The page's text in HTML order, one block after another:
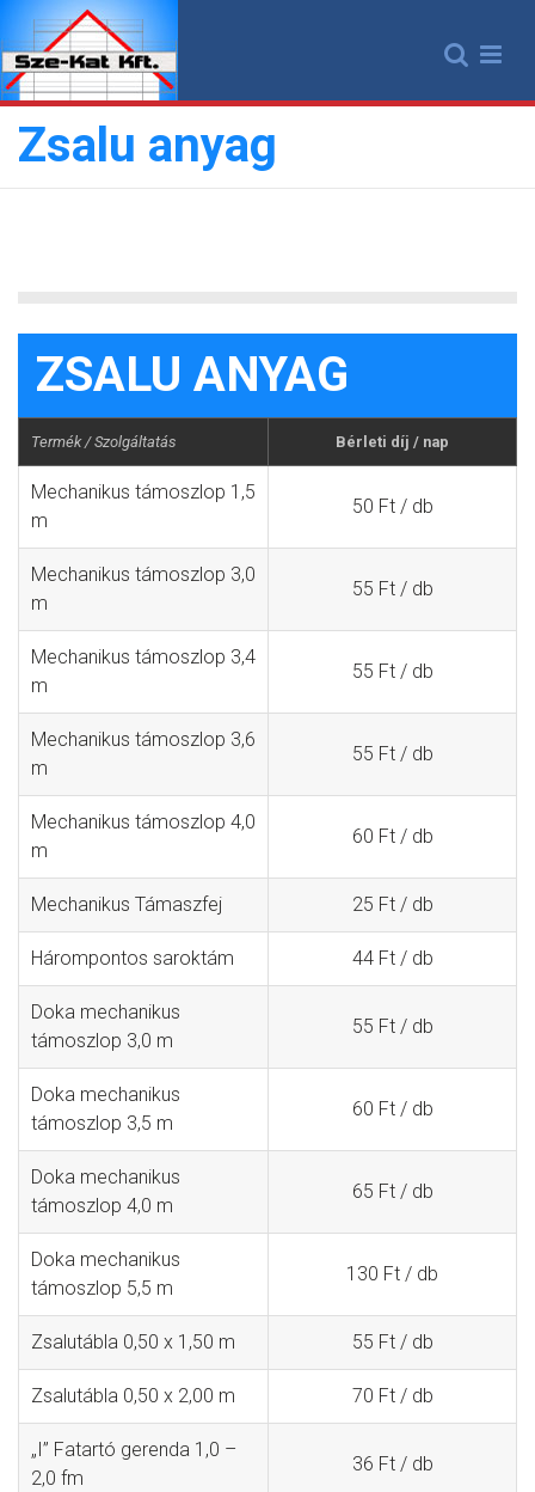
to
content
Zsalu anyag
ZSALU ANYAG
Termék / Szolgáltatás Bérleti díj / nap
Mechanikus támoszlop 1,5
m
50 Ft / db
Mechanikus támoszlop 3,0
m
55 Ft / db
Mechanikus támoszlop 3,4
m
55 Ft / db
Mechanikus támoszlop 3,6
m
55 Ft / db
Mechanikus támoszlop 4,0
m
60 Ft / db
Mechanikus Támaszfej 25 Ft / db
Hárompontos saroktám 44 Ft / db
Doka mechanikus
támoszlop 3,0 m
55 Ft / db
Doka mechanikus
támoszlop 3,5 m
60 Ft / db
Doka mechanikus
támoszlop 4,0 m
65 Ft / db
Doka mechanikus
támoszlop 5,5 m
130 Ft / db
Zsalutábla 0,50 x 1,50 m 55 Ft / db
Zsalutábla 0,50 x 2,00 m 70 Ft / db
„I” Fatartó gerenda 1,0 –
2,0 fm
36 Ft / db